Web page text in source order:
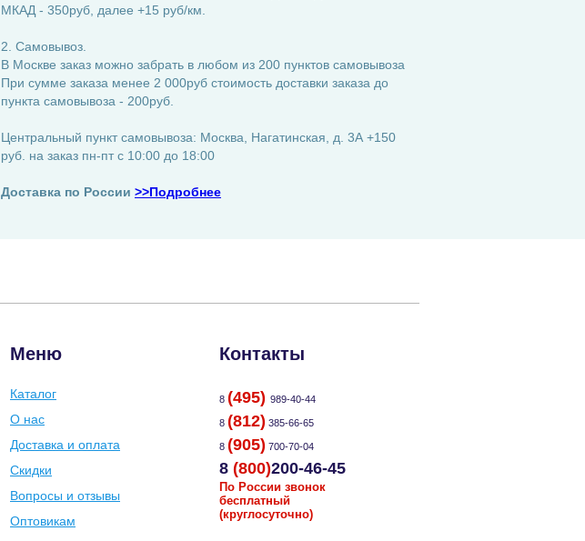
МКАД - 350руб, далее +15 руб/км.
2. Самовывоз.
В Москве заказ можно забрать в любом из 200 пунктов самовывоза
При сумме заказа менее 2 000руб стоимость доставки заказа до
пункта самовывоза - 200руб.
Центральный пункт самовывоза: Москва, Нагатинская, д. 3А +150
руб. на заказ пн-пт с 10:00 до 18:00
Доставка по России >>Подробнее
Меню
Каталог
О нас
Доставка и оплата
Скидки
Вопросы и отзывы
Оптовикам
Контакты
8 (495) 989-40-44
8 (812) 385-66-65
8 (905) 700-70-04
8 (800)200-46-45
По России звонок
бесплатный
(круглосуточно)